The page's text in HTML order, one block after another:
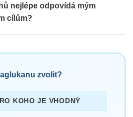
nejlépe odpovídá mým
cílům?
zvolit?
KOHO JE VHODNÝ